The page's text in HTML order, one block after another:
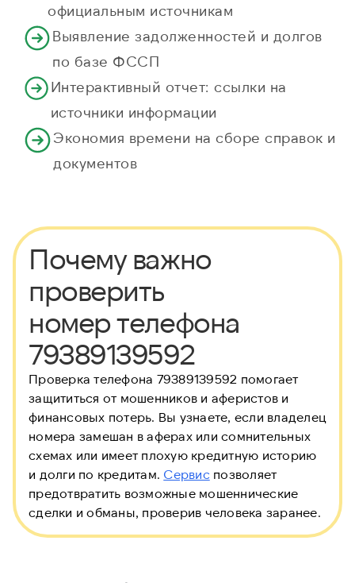
официальным источникам
Выявление задолженностей и долгов
по базе ФССП
Интерактивный отчет: ссылки на
источники информации
Экономия времени на сборе справок и
документов
Почему важно
проверить
номер телефона
79389139592
Проверка телефона 79389139592 помогает
защититься от мошенников и аферистов и
финансовых потерь. Вы узнаете, если владелец
номера замешан в аферах или сомнительных
схемах или имеет плохую кредитную историю
и долги по кредитам. Сервис позволяет
предотвратить возможные мошеннические
сделки и обманы, проверив человека заранее.